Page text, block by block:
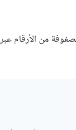
من الأرقام